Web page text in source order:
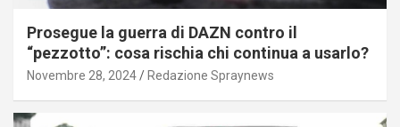
Prosegue la guerra di DAZN contro il
“pezzotto”: cosa rischia chi continua a usarlo?
Novembre 28, 2024 Redazione Spraynews